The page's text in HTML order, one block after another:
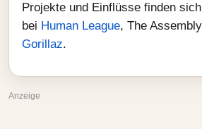
Projekte und Einflüsse finden
bei Human League, The
Gorillaz.
Anzeige